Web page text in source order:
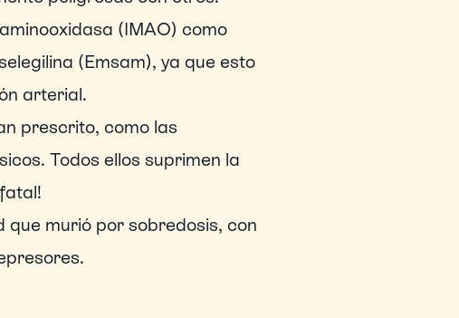
(IMAO) como
(Emsam), ya que esto
arterial.
prescrito, como las
Todos ellos suprimen la
que murió por sobredosis, con